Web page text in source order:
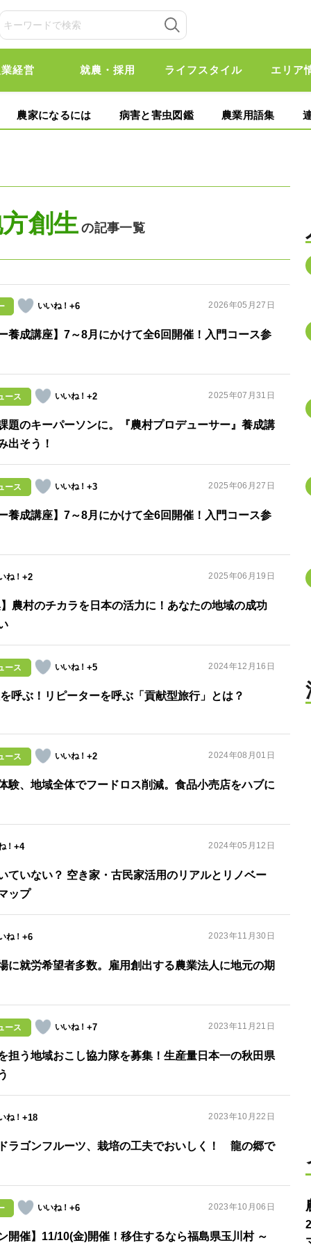
経営 就農・採用 ライフスタイル エリア
農家になるには 病害と害虫図鑑 農業用語集
創生 の記事一覧
+6 2026年05月27日
養成講座】7～8月にかけて全6回開催！入門コース参
ース +2 2025年07月31日
題のキーパーソンに。『農村プロデューサー』養成講
出そう！
ース +3 2025年06月27日
養成講座】7～8月にかけて全6回開催！入門コース参
+2 2025年06月19日
農村のチカラを日本の活力に！あなたの地域の成功
ース +5 2024年12月16日
呼ぶ！リピーターを呼ぶ「貢献型旅行」とは？
ース +2 2024年08月01日
験、地域全体でフードロス削減。食品小売店をハブに
+4 2024年05月12日
ていない？ 空き家・古民家活用のリアルとリノベー
ップ
+6 2023年11月30日
に就労希望者多数。雇用創出する農業法人に地元の期
ース +7 2023年11月21日
担う地域おこし協力隊を募集！生産量日本一の秋田県
+18 2023年10月22日
ラゴンフルーツ、栽培の工夫でおいしく！ 龍の郷で
+6 2023年10月06日
開催】11/10(金)開催！移住するなら福島県玉川村 ～